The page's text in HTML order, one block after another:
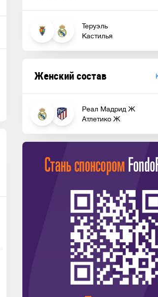
Теруэль
Кастилья
Женский состав
Реал Мадрид Ж
Атлетико Ж